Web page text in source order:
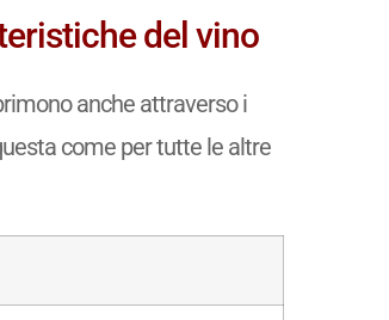
del vino
anche attraverso i
come per tutte le altre